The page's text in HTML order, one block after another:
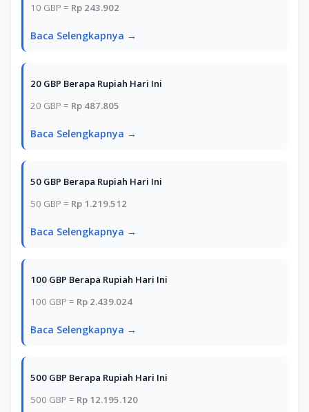
10 GBP = Rp 243.902
Baca Selengkapnya →
20 GBP Berapa Rupiah Hari Ini
20 GBP = Rp 487.805
Baca Selengkapnya →
50 GBP Berapa Rupiah Hari Ini
50 GBP = Rp 1.219.512
Baca Selengkapnya →
100 GBP Berapa Rupiah Hari Ini
100 GBP = Rp 2.439.024
Baca Selengkapnya →
500 GBP Berapa Rupiah Hari Ini
500 GBP = Rp 12.195.120